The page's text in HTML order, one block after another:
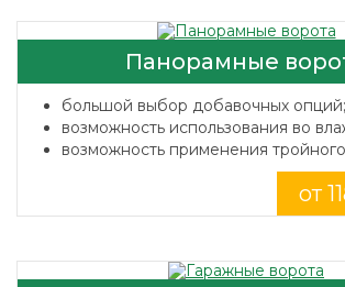
Панорамные
большой выбор добавочных опций;
возможность использования во
возможность применения
от